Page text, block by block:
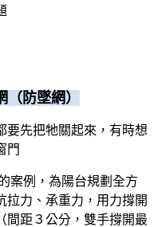
防墜網）
要先把牠關起來，有時想
門
案例，為陽台規劃全方
拉力、承重力，用力撐開
間距３公分，雙手撐開最